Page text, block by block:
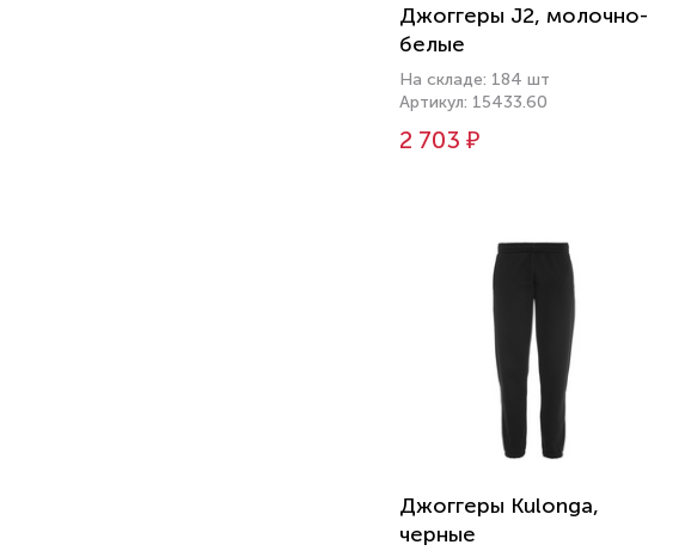
Джоггеры J2, молочно-
белые
На складе: 184 шт
Артикул: 15433.60
2 703 ₽
Джоггеры Kulonga,
черные